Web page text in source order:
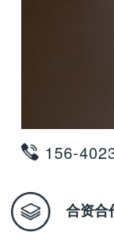
156-
合资合